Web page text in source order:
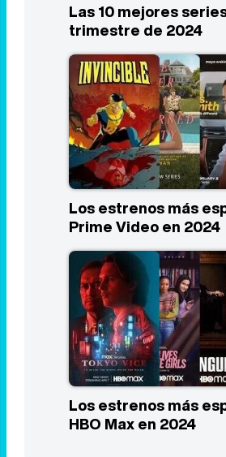
Las 10 mejores
trimestre de 2024
Los estrenos más
Prime Video en 2024
Los estrenos más
HBO Max en 2024